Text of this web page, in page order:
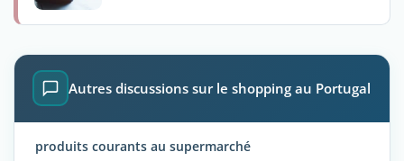
Autres discussions sur le shopping au Portugal
produits courants au supermarché